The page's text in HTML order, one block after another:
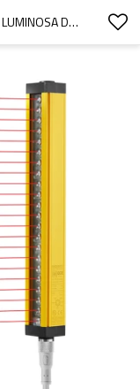
DK-QCE44-30-1290 2BB｜CORTINA LUMINOSA DI SICUREZZA｜DADISICK